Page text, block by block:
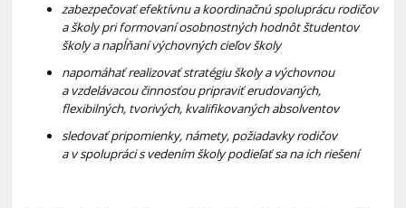
zabezpečovať efektívnu a koordinačnú spoluprácu rodičov
a školy pri formovaní osobnostných hodnôt študentov
školy a napĺňaní výchovných cieľov školy
napomáhať realizovať stratégiu školy a výchovnou
a vzdelávacou činnosťou pripraviť erudovaných,
flexibilných, tvorivých, kvalifikovaných absolventov
sledovať pripomienky, námety, požiadavky rodičov
a v spolupráci s vedením školy podieľať sa na ich riešení